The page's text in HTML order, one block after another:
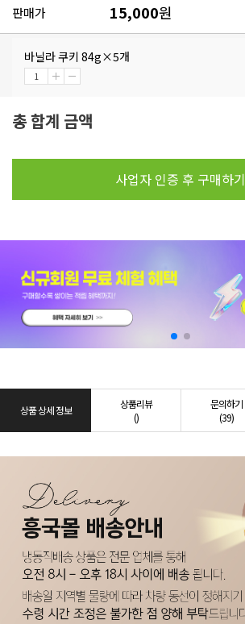
판매가 15,000원
바닐라 쿠키 84g×5개
총 합계 금액
사업자 인증 후 구매하기
상품 상세 정보
상품리뷰
()
문의하기
(39)